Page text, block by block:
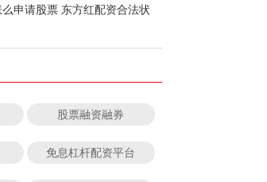
申请股票 东方红配资合法状
股票融资融券
免息杠杆配资平台